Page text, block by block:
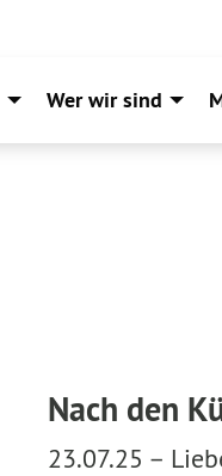
Wer wir sind
Nach den
23.07.25 –